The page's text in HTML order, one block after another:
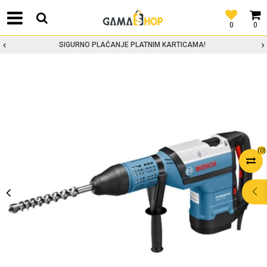
0
0
SIGURNO PLAĆANJE PLATNIM KARTICAMA!
(0)
POMOĆ PRI
KUPOVINI